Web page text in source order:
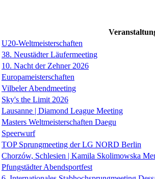
U20-Weltmeisterschaften
38. Neustädter Läufermeeting
10. Nacht der Zehner 2026
Europameisterschaften
Vilbeler Abendmeeting
Sky's the Limit 2026
Lausanne | Diamond League Meeting
Masters Weltmeisterschaften Daegu
Speerwurf
TOP Sprungmeeting der LG NORD Berlin
Chorzów, Schlesien | Kamila Skolimowska
Pfungstädter Abendsportfest